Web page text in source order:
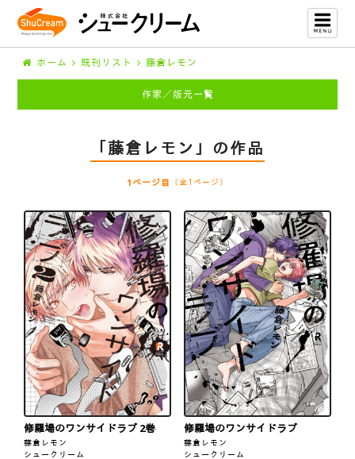
ホーム 既刊リスト 藤倉レモン
作家／版元一覧
「藤倉レモン」の作品
1ページ目 （全1ページ）
修羅場のワンサイドラブ 2巻
藤倉レモン
シュークリーム
修羅場のワンサイドラブ
藤倉レモン
シュークリーム